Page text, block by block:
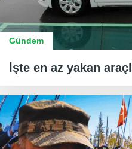
Gündem
İşte en az yakan